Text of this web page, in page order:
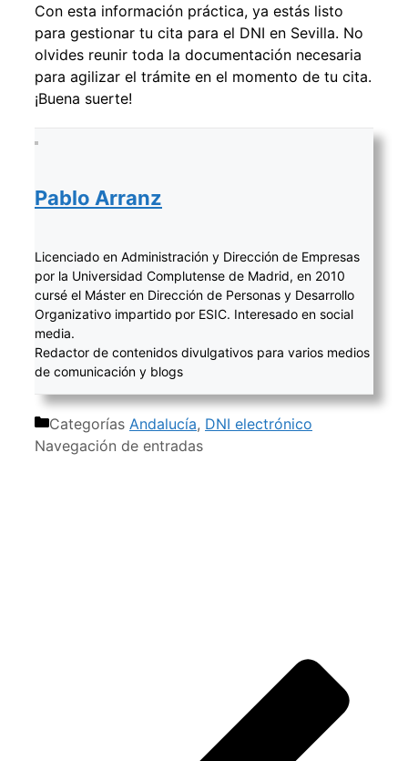
Con esta información práctica, ya estás listo
para gestionar tu cita para el DNI en Sevilla. No
olvides reunir toda la documentación necesaria
para agilizar el trámite en el momento de tu cita.
¡Buena suerte!
Pablo Arranz
Licenciado en Administración y Dirección de Empresas
por la Universidad Complutense de Madrid, en 2010
cursé el Máster en Dirección de Personas y Desarrollo
Organizativo impartido por ESIC. Interesado en social
media.
Redactor de contenidos divulgativos para varios medios
de comunicación y blogs
Categorías Andalucía, DNI electrónico
Navegación de entradas